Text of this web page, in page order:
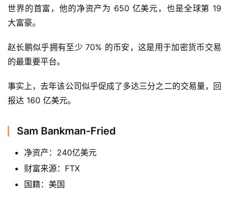
世界的首富，他的净资产为 650 亿美元，也是全球第 19
大富豪。
赵长鹏似乎拥有至少 70% 的币安，这是用于加密货币交易
的最重要平台。
事实上，去年该公司似乎促成了多达三分之二的交易量，回
报达 160 亿美元。
Sam Bankman-Fried
净资产：240亿美元
财富来源：FTX
国籍：美国